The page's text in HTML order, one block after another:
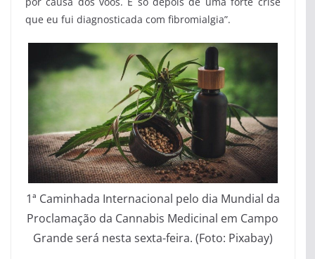
que eu fui diagnosticada com fibromialgia”.
1ª Caminhada Internacional pelo dia Mundial da
Proclamação da Cannabis Medicinal em Campo
Grande será nesta sexta-feira. (Foto: Pixabay)